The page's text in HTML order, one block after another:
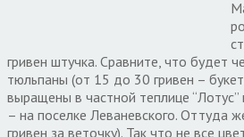
гривен штучка. Сравните, что будет
тюльпаны (от 15 до 30 гривен –
выращены в частной теплице
– на поселке Леваневского. Оттуда
гривен за веточку). Так что не все